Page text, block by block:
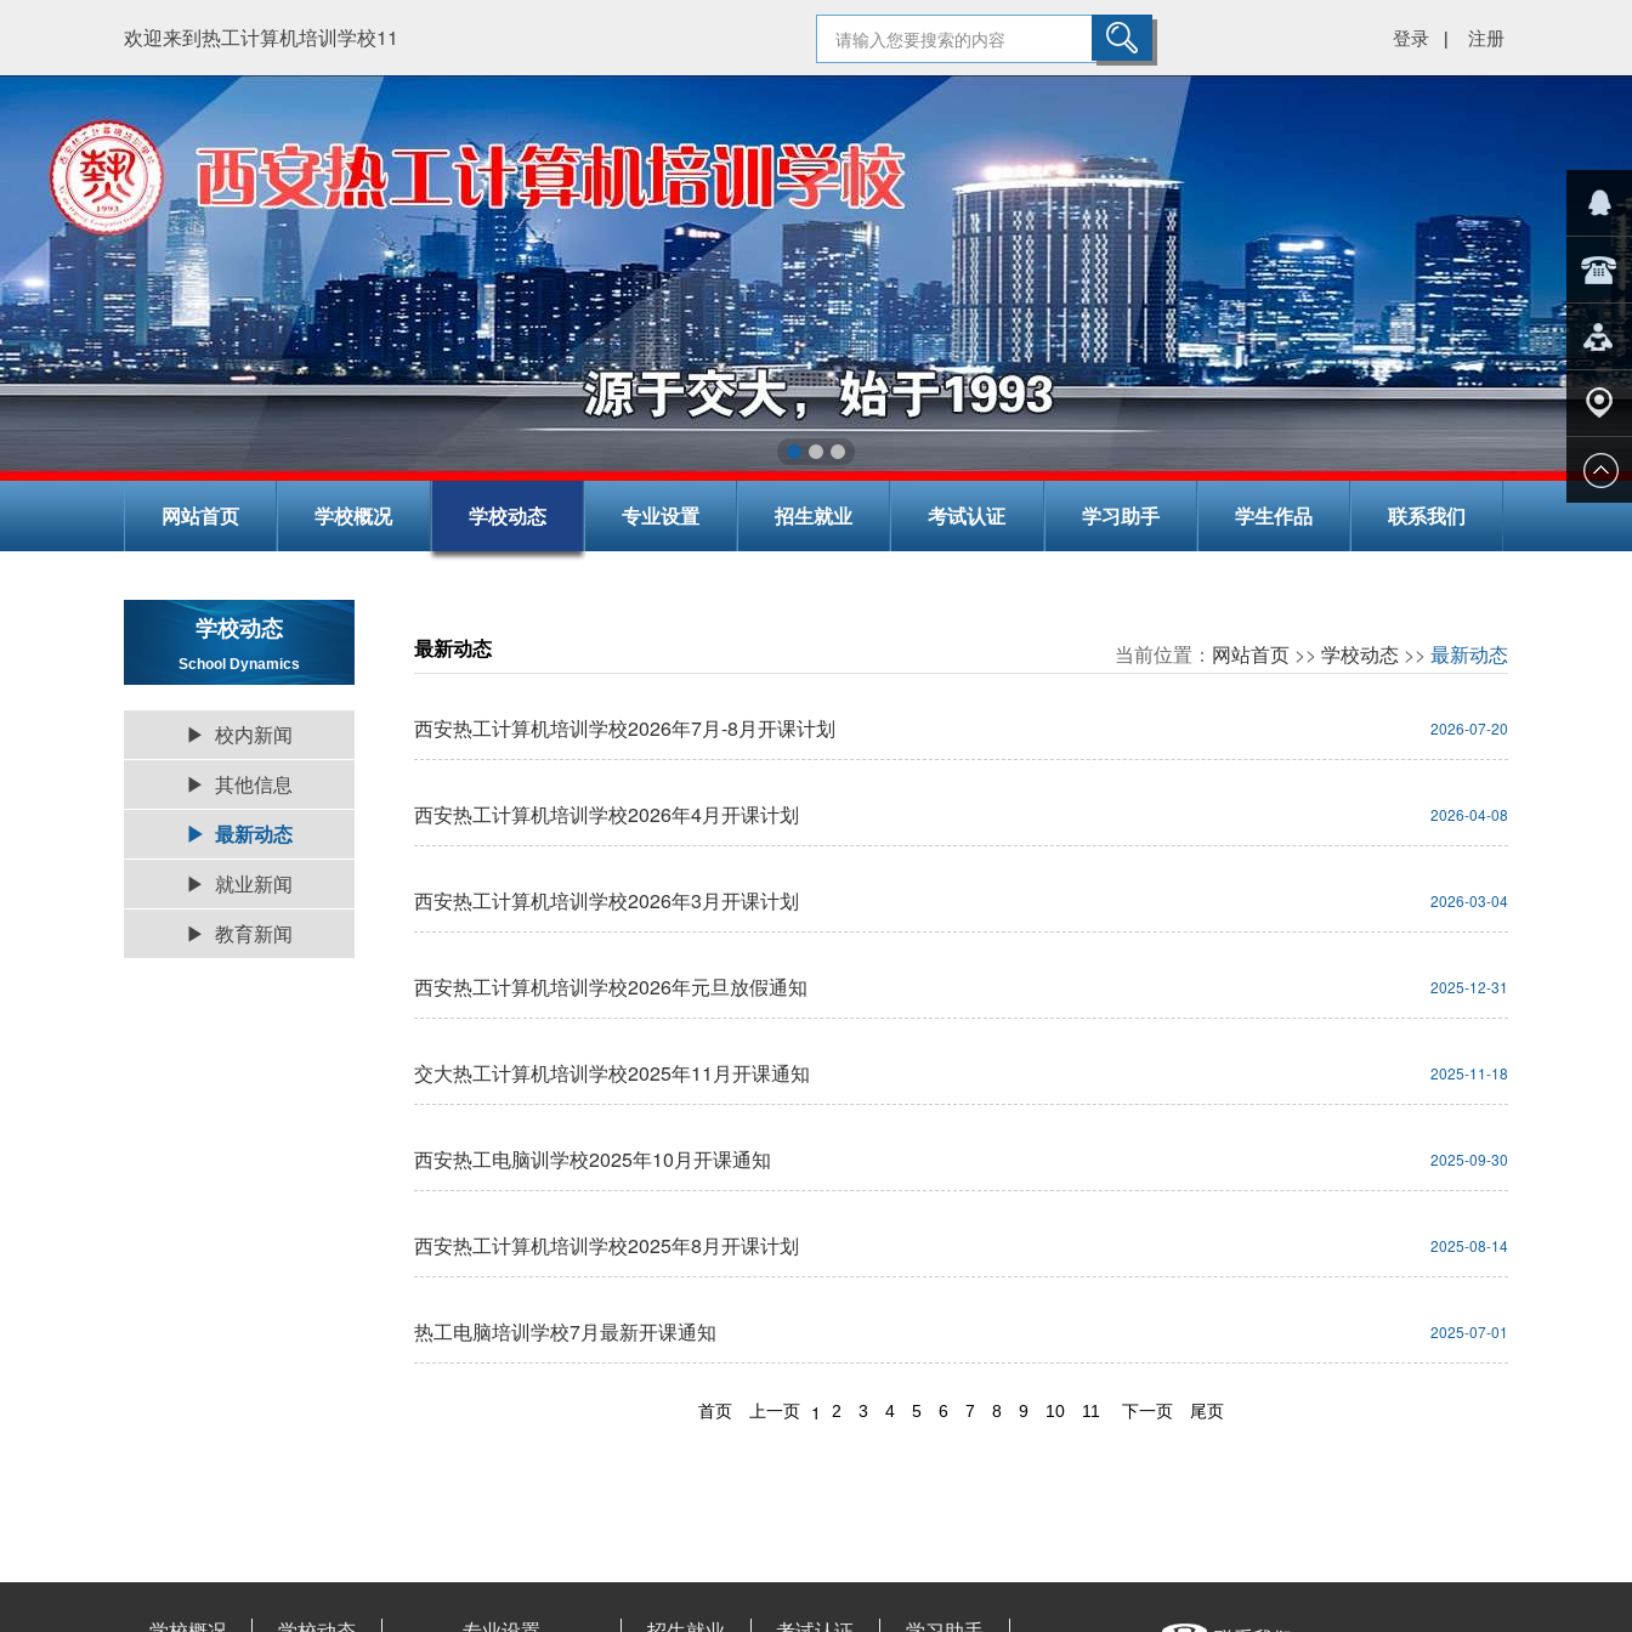
欢迎来到热工计算机培训学校11 登录 | 注册
网站首页 学校概况 学校动态 专业设置 招生就业 考试认证 学习助手 学生作品 联系我们
学校动态
School Dynamics
▶ 校内新闻
▶ 其他信息
▶ 最新动态
▶ 就业新闻
▶ 教育新闻
最新动态 当前位置： 网站首页>> 学校动态>> 最新动态
西安热工计算机培训学校2026年7月-8月开课计划 2026-07-20
西安热工计算机培训学校2026年4月开课计划 2026-04-08
西安热工计算机培训学校2026年3月开课计划 2026-03-04
西安热工计算机培训学校2026年元旦放假通知 2025-12-31
交大热工计算机培训学校2025年11月开课通知 2025-11-18
西安热工电脑训学校2025年10月开课通知 2025-09-30
西安热工计算机培训学校2025年8月开课计划 2025-08-14
热工电脑培训学校7月最新开课通知 2025-07-01
首页 上一页 1 2 3 4 5 6 7 8 9 10 11 下一页 尾页
在线客
服
029-
在线报
学校地